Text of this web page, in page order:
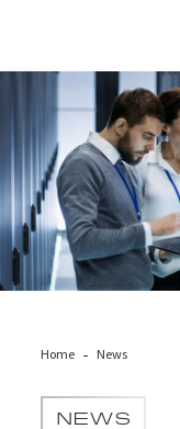
cybersecurity-people-
Home News
NEWS